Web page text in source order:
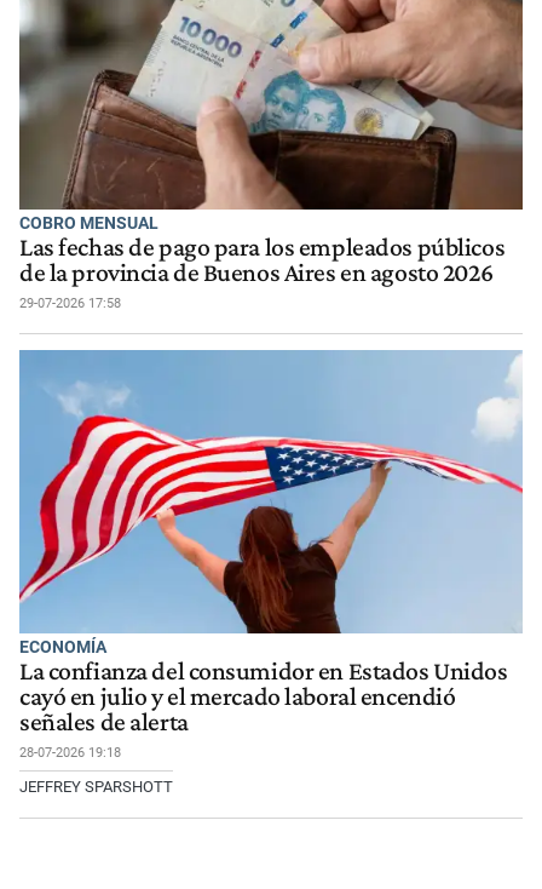
COBRO MENSUAL
Las fechas de pago para los empleados públicos
de la provincia de Buenos Aires en agosto 2026
29-07-2026 17:58
ECONOMÍA
La confianza del consumidor en Estados Unidos
cayó en julio y el mercado laboral encendió
señales de alerta
28-07-2026 19:18
JEFFREY SPARSHOTT